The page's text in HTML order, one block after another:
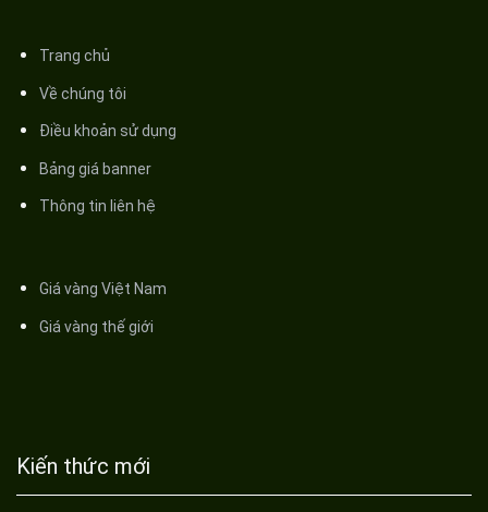
Trang chủ
Về chúng tôi
Điều khoản sử dụng
Bảng giá banner
Thông tin liên hệ
Giá vàng Việt Nam
Giá vàng thế giới
Kiến thức mới